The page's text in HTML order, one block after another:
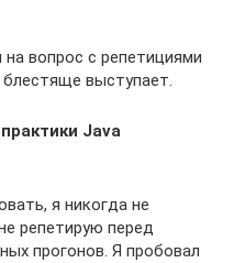
вопрос с репетициями
выступает.
Java
я никогда не
репетирую перед
прогонов. Я пробовал